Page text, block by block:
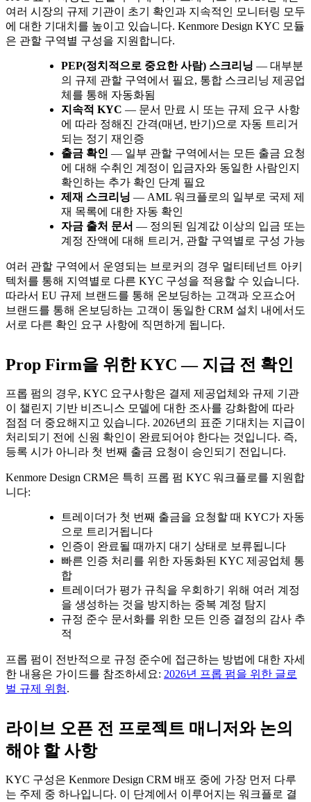
여러 시장의 규제 기관이 초기 확인과 지속적인 모니터링 모두
에 대한 기대치를 높이고 있습니다. Kenmore Design KYC 모듈
은 관할 구역별 구성을 지원합니다.
PEP(정치적으로 중요한 사람) 스크리닝 — 대부분
의 규제 관할 구역에서 필요, 통합 스크리닝 제공업
체를 통해 자동화됨
지속적 KYC — 문서 만료 시 또는 규제 요구 사항
에 따라 정해진 간격(매년, 반기)으로 자동 트리거
되는 정기 재인증
출금 확인 — 일부 관할 구역에서는 모든 출금 요청
에 대해 수취인 계정이 입금자와 동일한 사람인지
확인하는 추가 확인 단계 필요
제재 스크리닝 — AML 워크플로의 일부로 국제 제
재 목록에 대한 자동 확인
자금 출처 문서 — 정의된 임계값 이상의 입금 또는
계정 잔액에 대해 트리거, 관할 구역별로 구성 가능
여러 관할 구역에서 운영되는 브로커의 경우 멀티테넌트 아키
텍처를 통해 지역별로 다른 KYC 구성을 적용할 수 있습니다.
따라서 EU 규제 브랜드를 통해 온보딩하는 고객과 오프쇼어
브랜드를 통해 온보딩하는 고객이 동일한 CRM 설치 내에서도
서로 다른 확인 요구 사항에 직면하게 됩니다.
Prop Firm을 위한 KYC — 지급 전 확인
프롭 펌의 경우, KYC 요구사항은 결제 제공업체와 규제 기관
이 챌린지 기반 비즈니스 모델에 대한 조사를 강화함에 따라
점점 더 중요해지고 있습니다. 2026년의 표준 기대치는 지급이
처리되기 전에 신원 확인이 완료되어야 한다는 것입니다. 즉,
등록 시가 아니라 첫 번째 출금 요청이 승인되기 전입니다.
Kenmore Design CRM은 특히 프롭 펌 KYC 워크플로를 지원합
니다:
트레이더가 첫 번째 출금을 요청할 때 KYC가 자동
으로 트리거됩니다
인증이 완료될 때까지 대기 상태로 보류됩니다
빠른 인증 처리를 위한 자동화된 KYC 제공업체 통
합
트레이더가 평가 규칙을 우회하기 위해 여러 계정
을 생성하는 것을 방지하는 중복 계정 탐지
규정 준수 문서화를 위한 모든 인증 결정의 감사 추
적
프롭 펌이 전반적으로 규정 준수에 접근하는 방법에 대한 자세
한 내용은 가이드를 참조하세요: 2026년 프롭 펌을 위한 글로
벌 규제 위험.
라이브 오픈 전 프로젝트 매니저와 논의
해야 할 사항
KYC 구성은 Kenmore Design CRM 배포 중에 가장 먼저 다루
는 주제 중 하나입니다. 이 단계에서 이루어지는 워크플로 결